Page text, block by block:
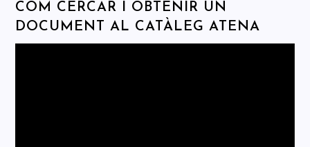
COM CERCAR I OBTENIR UN
DOCUMENT AL CATÀLEG ATENA